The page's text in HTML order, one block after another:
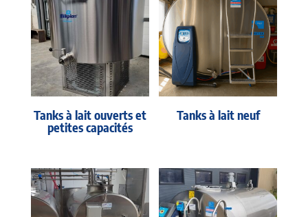
Tanks à lait ouverts et
petites capacités
Tanks à lait neuf